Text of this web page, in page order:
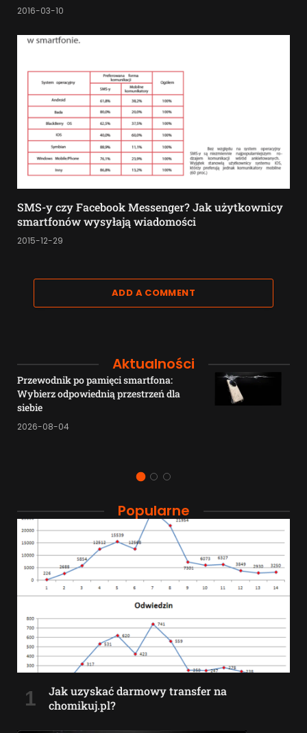
2016-03-10
SMS-y czy Facebook Messenger? Jak użytkownicy
smartfonów wysyłają wiadomości
2015-12-29
ADD A COMMENT
Aktualności
Przewodnik po pamięci smartfona:
Wybierz odpowiednią przestrzeń dla
siebie
2026-08-04
Popularne
Jak uzyskać darmowy transfer na
chomikuj.pl?